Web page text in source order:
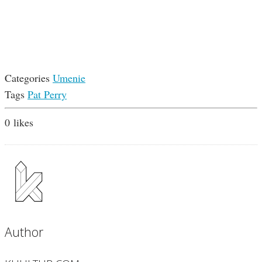
Categories Umenie
Tags Pat Perry
0 likes
Author